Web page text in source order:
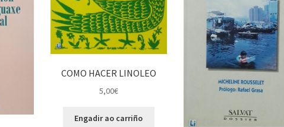
COMO HACER LINOLEO
5,00€
Engadir ao carriño